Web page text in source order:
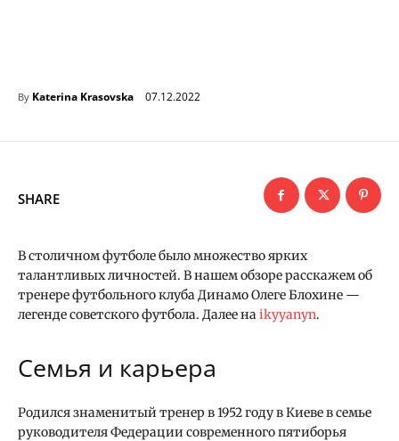
By Katerina Krasovska 07.12.2022
SHARE
В столичном футболе было множество ярких
талантливых личностей. В нашем обзоре расскажем об
тренере футбольного клуба Динамо Олеге Блохине —
легенде советского футбола. Далее наikyyanyn.
Семья и карьера
Родился знаменитый тренер в 1952 году в Киеве в семье
руководителя Федерации современного пятиборья